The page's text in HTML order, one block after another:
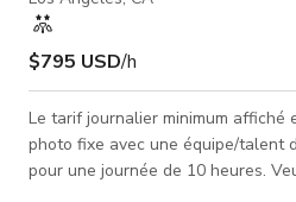
$795 USD/h
Le tarif journalier minimum affiché
photo fixe avec une équipe/talent
pour une journée de 10 heures. Veuillez vous renseigner pour